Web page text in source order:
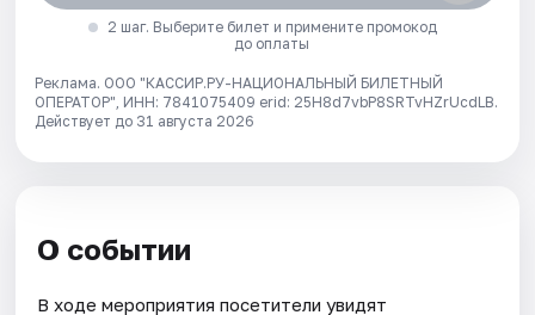
2 шаг. Выберите билет и примените промокод
до оплаты
Реклама. ООО "КАССИР.РУ-НАЦИОНАЛЬНЫЙ БИЛЕТНЫЙ
ОПЕРАТОР", ИНН: 7841075409 erid: 25H8d7vbP8SRTvHZrUcdLB.
Действует до 31 августа 2026
О событии
В ходе мероприятия посетители увидят